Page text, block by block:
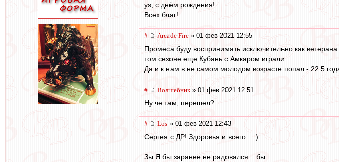
ys, с днём рождения!
Всех благ!
# Arcade Fire » 01 фев 2021 12:55
Промеса буду воспринимать исключительно как
том сезоне еще Кубань с Амкаром играли.
Да и к нам в не самом молодом возрасте попал - 22.5
# Волшебник » 01 фев 2021 12:51
Ну че там, перешел?
# Los » 01 фев 2021 12:43
Сергея с ДР! Здоровья и всего ... )
Зы Я бы заранее не радовался .. бы ..